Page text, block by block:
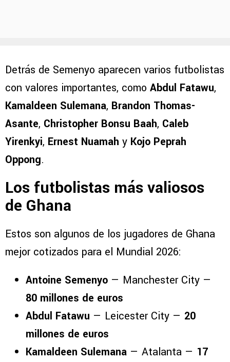
Detrás de Semenyo aparecen varios futbolistas
con valores importantes, como Abdul Fatawu,
Kamaldeen Sulemana, Brandon Thomas-
Asante, Christopher Bonsu Baah, Caleb
Yirenkyi, Ernest Nuamah y Kojo Peprah
Oppong.
Los futbolistas más valiosos
de Ghana
Estos son algunos de los jugadores de Ghana
mejor cotizados para el Mundial 2026:
Antoine Semenyo — Manchester City —
80 millones de euros
Abdul Fatawu — Leicester City — 20
millones de euros
Kamaldeen Sulemana — Atalanta — 17